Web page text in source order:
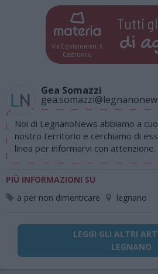
Via Confalonieri, 5
Castronno
Tutti
di
Gea Somazzi
Noi di LegnanoNews abbiamo a
nostro territorio e cerchiamo di
linea per informarvi con attenzione.
PIÙ INFORMAZIONI SU
a per non dimenticare
legnano
LEGGI GLI ALTRI
LEGNANO